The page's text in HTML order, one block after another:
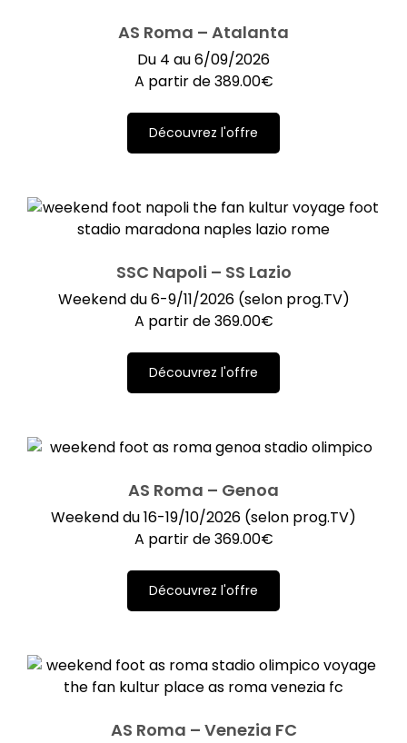
AS Roma – Atalanta
Du 4 au 6/09/2026
A partir de389.00€
Découvrez l'offre
SSC Napoli – SS Lazio
Weekend du 6-9/11/2026 (selon prog.TV)
A partir de369.00€
Découvrez l'offre
AS Roma – Genoa
Weekend du 16-19/10/2026 (selon prog.TV)
A partir de369.00€
Découvrez l'offre
AS Roma – Venezia FC